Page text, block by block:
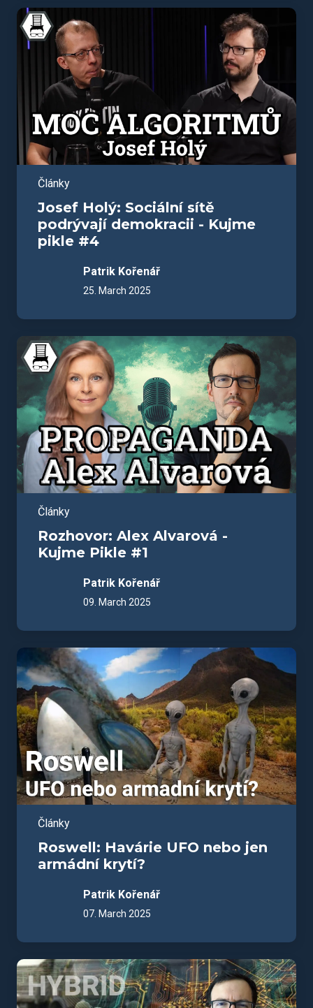
Články
Josef Holý: Sociální sítě
podrývají demokracii - Kujme
pikle #4
Patrik Kořenář
25. March 2025
Články
Rozhovor: Alex Alvarová -
Kujme Pikle #1
Patrik Kořenář
09. March 2025
Články
Roswell: Havárie UFO nebo jen
armádní krytí?
Patrik Kořenář
07. March 2025